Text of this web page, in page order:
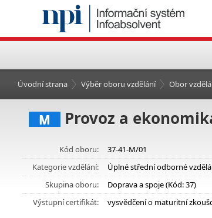
Úvodní strana Výběr oboru vzdělání Obor
M Provoz a
Kód oboru:
37-41-M/01
Kategorie vzdělání:
Úplné střední odborné
Skupina oboru:
Doprava a spoje (Kód: 37)
Výstupní certifikát:
vysvědčení o maturitní